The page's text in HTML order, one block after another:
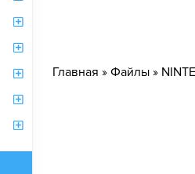
Главная » Файлы »